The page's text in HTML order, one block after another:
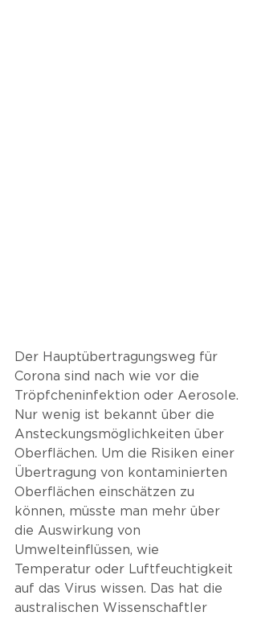
Der Hauptübertragungsweg für
Corona sind nach wie vor die
Tröpfcheninfektion oder Aerosole.
Nur wenig ist bekannt über die
Ansteckungsmöglichkeiten über
Oberflächen. Um die Risiken einer
Übertragung von kontaminierten
Oberflächen einschätzen zu
können, müsste man mehr über
die Auswirkung von
Umwelteinflüssen, wie
Temperatur oder Luftfeuchtigkeit
auf das Virus wissen. Das hat die
australischen Wissenschaftler